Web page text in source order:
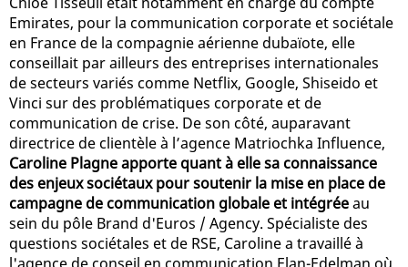
Emirates, pour la communication corporate et sociétale
en France de la compagnie aérienne dubaïote, elle
conseillait par ailleurs des entreprises internationales
de secteurs variés comme Netflix, Google, Shiseido et
Vinci sur des problématiques corporate et de
communication de crise. De son côté, auparavant
directrice de clientèle à l’agence Matriochka Influence,
Caroline Plagne apporte quant à elle sa connaissance
des enjeux sociétaux pour soutenir la mise en place de
campagne de communication globale et intégréeau
sein du pôle Brand d'Euros / Agency. Spécialiste des
questions sociétales et de RSE, Caroline a travaillé à